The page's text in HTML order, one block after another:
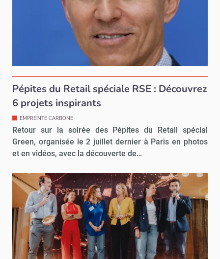
Pépites du Retail spéciale RSE : Découvrez
6 projets inspirants
EMPREINTE CARBONE
Retour sur la soirée des Pépites du Retail spécial
Green, organisée le 2 juillet dernier à Paris en photos
et en vidéos, avec la découverte de…